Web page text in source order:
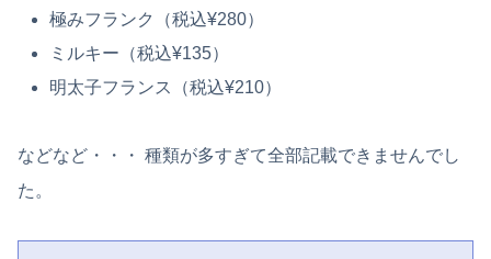
極みフランク（税込¥280）
ミルキー（税込¥135）
明太子フランス（税込¥210）
などなど・・・ 種類が多すぎて全部記載できませんでし
た。